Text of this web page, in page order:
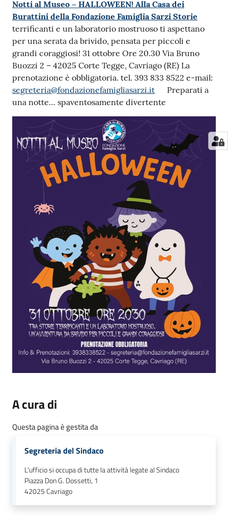
Notti al Museo – HALLOWEEN! Alla Casa dei
Burattini della Fondazione Famiglia Sarzi Storie
terrificanti e un laboratorio mostruoso ti aspettano
per una serata da brivido, pensata per piccoli e
grandi coraggiosi! 31 ottobre Ore 20.30 Via Bruno
Buozzi 2 – 42025 Corte Tegge, Cavriago (RE) La
prenotazione è obbligatoria. tel. 393 833 8522 e-mail:
segreteria@fondazionefamigliasarzi.it
Preparati a
una notte… spaventosamente divertente
A cura di
Questa pagina è gestita da
Segreteria del Sindaco
L'ufficio si occupa di tutte la attività legate al Sindaco
Piazza Don G. Dossetti, 1
42025Cavriago